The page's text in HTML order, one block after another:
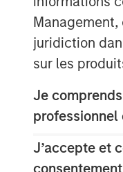
Management,
juridiction
sur les
Je
professionnel
J’accepte et
for